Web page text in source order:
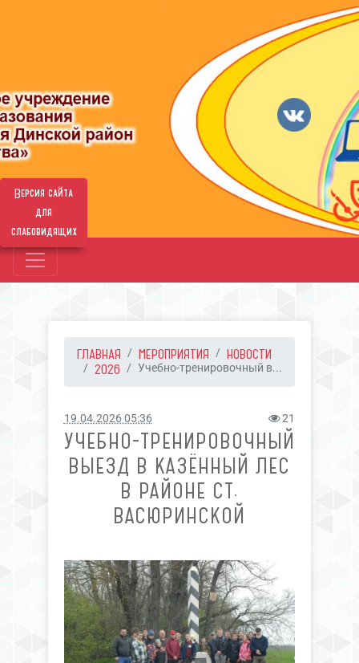
Версия сайта
для
слабовидящих
ГЛАВНАЯ МЕРОПРИЯТИЯ
НОВОСТИ
2026
Учебно-тренировочный в...
19.04.2026 05:36 21
УЧЕБНО-ТРЕНИРОВОЧНЫЙ
ВЫЕЗД В КАЗЁННЫЙ ЛЕС
В РАЙОНЕ СТ.
ВАСЮРИНСКОЙ